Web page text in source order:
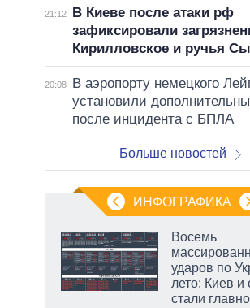
21:12
В Киеве после атаки рф
зафиксировали
Кирилловское и ручья
20:08
В аэропорту немецкого
установили
после инцидента с БПЛА
Больше новостей
ИНФОГРАФИКА
Восемь
ударов по
лето: Киев и
стали